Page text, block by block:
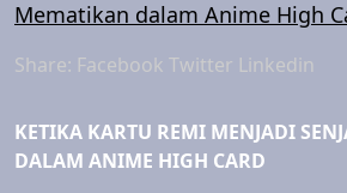
Mematikan dalam Anime High
Share: Facebook Twitter Linkedin
KETIKA KARTU REMI MENJADI
DALAM ANIME HIGH CARD